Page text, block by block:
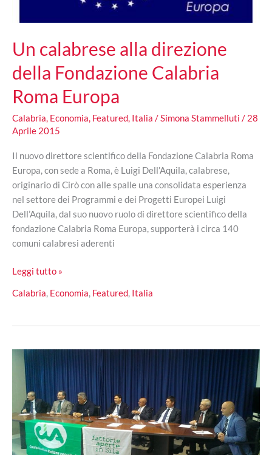
Un calabrese alla direzione
della Fondazione Calabria
Roma Europa
Calabria, Economia, Featured, Italia /Simona Stammelluti / 28
Aprile 2015
Il nuovo direttore scientifico della Fondazione Calabria Roma
Europa, con sede a Roma, è Luigi Dell’Aquila, calabrese,
originario di Cirò con alle spalle una consolidata esperienza
nel settore dei Programmi e dei Progetti Europei Luigi
Dell’Aquila, dal suo nuovo ruolo di direttore scientifico della
fondazione Calabria Roma Europa, supporterà i circa 140
comuni calabresi aderenti
Un
alla
della
Calabria
Roma
Europa
Leggi tutto »
Calabria, Economia, Featured, Italia